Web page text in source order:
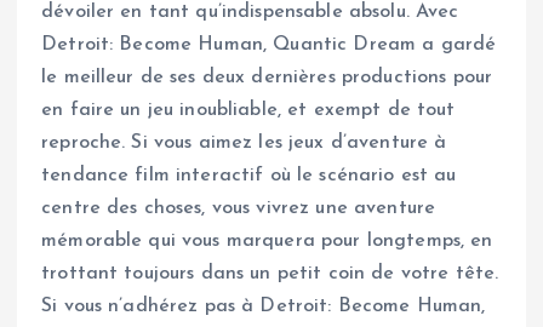
dévoiler en tant qu’indispensable absolu. Avec
Detroit: Become Human, Quantic Dream a gardé
le meilleur de ses deux dernières productions pour
en faire un jeu inoubliable, et exempt de tout
reproche. Si vous aimez les jeux d’aventure à
tendance film interactif où le scénario est au
centre des choses, vous vivrez une aventure
mémorable qui vous marquera pour longtemps, en
trottant toujours dans un petit coin de votre tête.
Si vous n’adhérez pas à Detroit: Become Human,